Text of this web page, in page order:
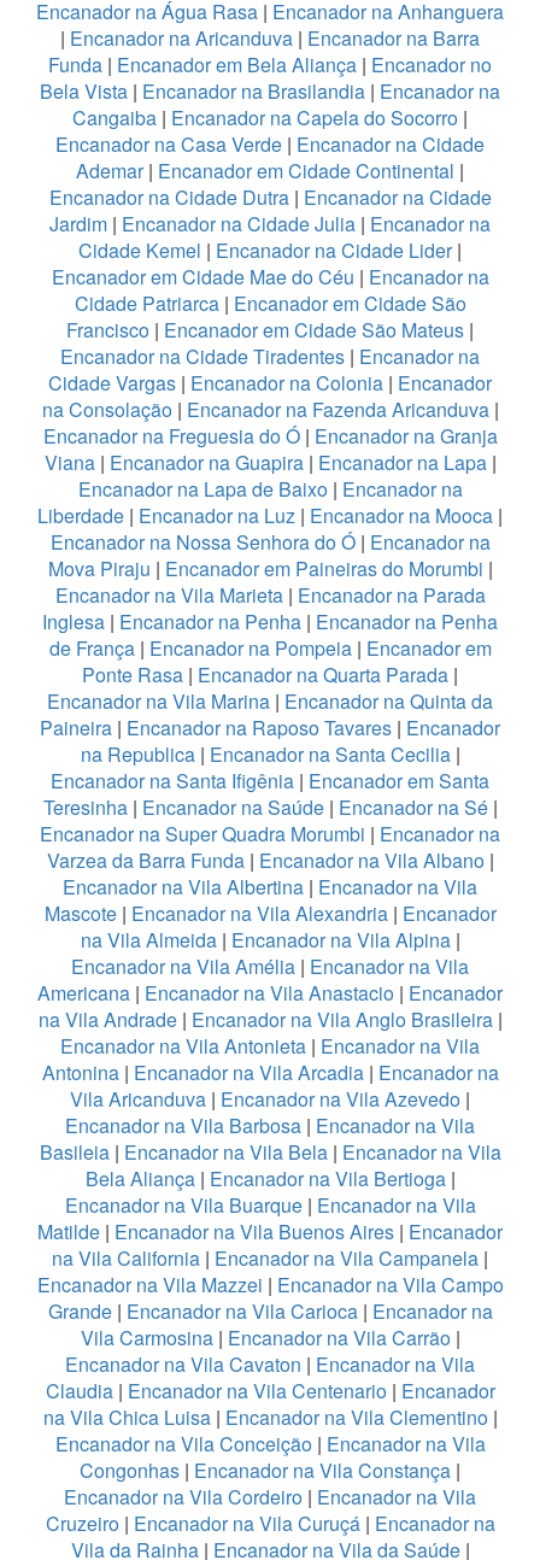
Encanador na Água Rasa | Encanador na Anhanguera
| Encanador na Aricanduva | Encanador na Barra
Funda | Encanador em Bela Aliança | Encanador no
Bela Vista | Encanador na Brasilandia | Encanador na
Cangaiba | Encanador na Capela do Socorro |
Encanador na Casa Verde | Encanador na Cidade
Ademar| Encanador em Cidade Continental |
Encanador na Cidade Dutra | Encanador na Cidade
Jardim | Encanador na Cidade Julia | Encanador na
Cidade Kemel | Encanador na Cidade Lider|
Encanador em Cidade Mae do Céu | Encanador na
Cidade Patriarca| Encanador em Cidade São
Francisco | Encanador em Cidade São Mateus |
Encanador na Cidade Tiradentes | Encanador na
Cidade Vargas | Encanador na Colonia | Encanador
na Consolação | Encanador na Fazenda Aricanduva|
Encanador na Freguesia do Ó| Encanador na Granja
Viana| Encanador na Guapira| Encanador na Lapa|
Encanador na Lapa de Baixo | Encanador na
Liberdade | Encanador na Luz | Encanador na Mooca |
Encanador na Nossa Senhora do Ó| Encanador na
Mova Piraju | Encanador em Paineiras do Morumbi |
Encanador na Vila Marieta| Encanador na Parada
Inglesa | Encanador na Penha | Encanador na Penha
de França | Encanador na Pompeia| Encanador em
Ponte Rasa | Encanador na Quarta Parada |
Encanador na Vila Marina | Encanador na Quinta da
Paineira | Encanador na Raposo Tavares | Encanador
na Republica| Encanador na Santa Cecilia|
Encanador na Santa Ifigênia | Encanador em Santa
Teresinha| Encanador na Saúde| Encanador na Sé|
Encanador na Super Quadra Morumbi | Encanador na
Varzea da Barra Funda| Encanador na Vila Albano|
Encanador na Vila Albertina | Encanador na Vila
Mascote| Encanador na Vila Alexandria| Encanador
na Vila Almeida | Encanador na Vila Alpina |
Encanador na Vila Amélia | Encanador na Vila
Americana | Encanador na Vila Anastacio | Encanador
na Vila Andrade| Encanador na Vila Anglo Brasileira|
Encanador na Vila Antonieta | Encanador na Vila
Antonina| Encanador na Vila Arcadia | Encanador na
Vila Aricanduva | Encanador na Vila Azevedo |
Encanador na Vila Barbosa | Encanador na Vila
Basileia| Encanador na Vila Bela| Encanador na Vila
Bela Aliança| Encanador na Vila Bertioga|
Encanador na Vila Buarque| Encanador na Vila
Matilde | Encanador na Vila Buenos Aires | Encanador
na Vila California | Encanador na Vila Campanela |
Encanador na Vila Mazzei | Encanador na Vila Campo
Grande| Encanador na Vila Carioca| Encanador na
Vila Carmosina| Encanador na Vila Carrão|
Encanador na Vila Cavaton | Encanador na Vila
Claudia| Encanador na Vila Centenario| Encanador
na Vila Chica Luisa | Encanador na Vila Clementino|
Encanador na Vila Conceição| Encanador na Vila
Congonhas | Encanador na Vila Constança |
Encanador na Vila Cordeiro | Encanador na Vila
Cruzeiro | Encanador na Vila Curuçá | Encanador na
Vila da Rainha | Encanador na Vila da Saúde|